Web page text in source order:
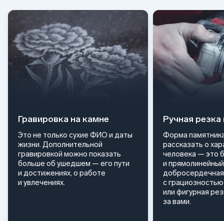
Гравировка на камне
Это не только сухие ФИО и даты
жизни. Дополнительной
гравировкой можно показать
больше об ушедшем — его пути
и достижениях, о работе
и увлечениях.
Ручная
Форма
рассказать о
человека — это
и
с
или фигурная
за вами.